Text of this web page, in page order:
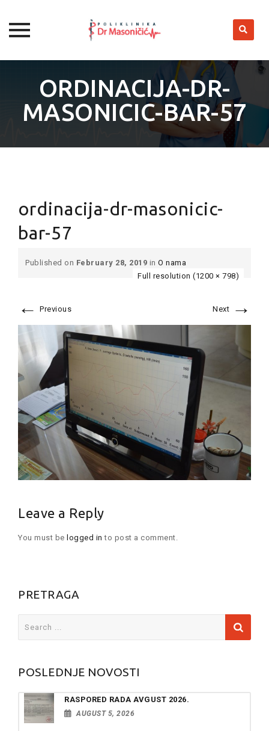
ORDINACIJA-DR-
MASONICIC-BAR-57
ordinacija-dr-masonicic-
bar-57
Published on February 28, 2019 in O nama
Full resolution (1200 × 798)
← Previous Next →
Leave a Reply
You must be logged in to post a comment.
PRETRAGA
POSLEDNJE NOVOSTI
RASPORED RADA AVGUST 2026.
AUGUST 5, 2026